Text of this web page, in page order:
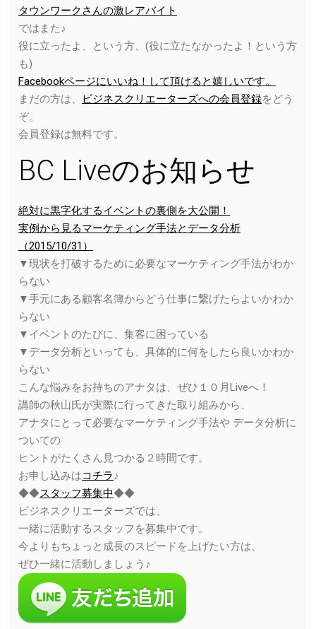
タウンワークさんの激レアバイト
ではまた♪
役に立ったよ、という方、(役に立たなかったよ！という方
も)
Facebookページにいいね！して頂けると嬉しいです。
まだの方は、
ビジネスクリエーターズへの会員登録をどう
ぞ。
会員登録は無料です。
BC Liveのお知らせ
絶対に黒字化するイベントの裏側を大公開！
実例から見るマーケティング手法とデータ分析
（2015/10/31）
▼現状を打破するために必要なマーケティング手法がわか
らない
▼手元にある顧客名簿からどう仕事に繋げたらよいかわか
らない
▼イベントのたびに、集客に困っている
▼データ分析といっても、具体的に何をしたら良いかわか
らない
こんな悩みをお持ちのアナタは、ぜひ１０月Liveへ！
講師の秋山氏が実際に行ってきた取り組みから、
アナタにとって必要なマーケティング手法や データ分析に
ついての
ヒントがたくさん見つかる２時間です。
お申し込みはコチラ♪
◆◆スタッフ募集中◆◆
ビジネスクリエーターズでは、
一緒に活動するスタッフを募集中です。
今よりもちょっと成長のスピードを上げたい方は、
ぜひ一緒に活動しましょう♪